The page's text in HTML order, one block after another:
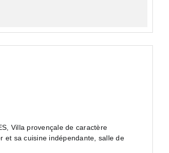
Villa provençale de caractère
et sa cuisine indépendante, salle de